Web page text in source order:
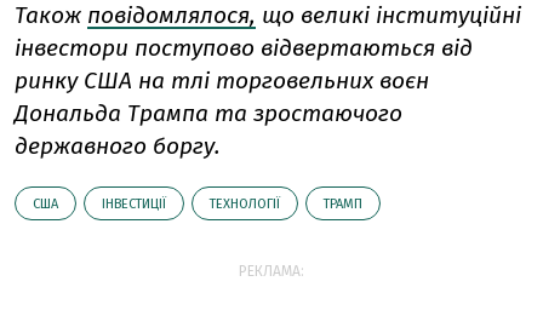
Також повідомлялося, що великі інституційні
інвестори поступово відвертаються від
ринку США на тлі торговельних воєн
Дональда Трампа та зростаючого
державного боргу.
США ІНВЕСТИЦІЇ ТЕХНОЛОГІЇ ТРАМП
РЕКЛАМА: